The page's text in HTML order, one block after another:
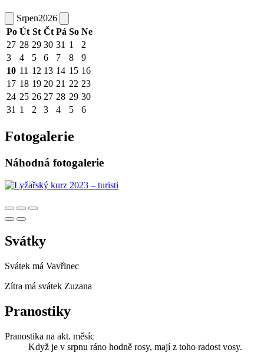
Srpen2026
Po Út St Čt Pá So Ne
27 28 29 30 31 1
2
3
4 5 6 7 8
9
10 11 12 13 14 15 16
17 18 19 20 21 22 23
24 25 26 27 28 29 30
31 1 2 3 4 5 6
Fotogalerie
Náhodná fotogalerie
Svátky
Svátek má Vavřinec
Zítra má svátek Zuzana
Pranostiky
Pranostika na akt. měsíc
Když je v srpnu ráno hodně rosy, mají z toho radost vosy.